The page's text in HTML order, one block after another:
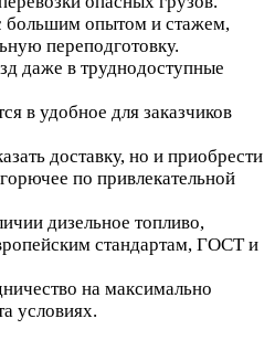
большим опытом и стажем,
переподготовку.
даже в труднодоступные
в удобное для заказчиков
доставку, но и приобрести
по привлекательной
дизельное топливо,
стандартам, ГОСТ и
на максимально
условиях.